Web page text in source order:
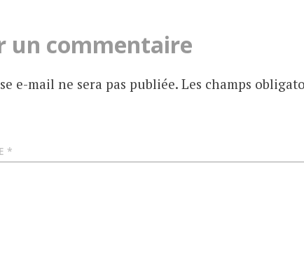
un commentaire
e-mail ne sera pas publiée. Les champs
*